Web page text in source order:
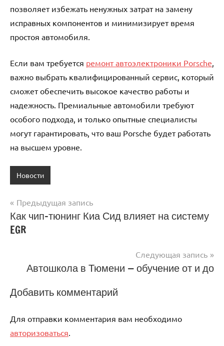
позволяет избежать ненужных затрат на замену
исправных компонентов и минимизирует время
простоя автомобиля.
Если вам требуется ремонт автоэлектроники Porsche
важно выбрать квалифицированный сервис, который
сможет обеспечить высокое качество работы и
надежность. Премиальные автомобили требуют
особого подхода, и только опытные специалисты
могут гарантировать, что ваш Porsche будет работать
на высшем уровне.
Новости
Навигация
по
Предыдущая запись
Как чип-тюнинг Киа Сид влияет на систему
EGR
Следующая запись
Автошкола в Тюмени — обучение от и до
Добавить комментарий
Для отправки комментария вам необходимо
авторизоваться